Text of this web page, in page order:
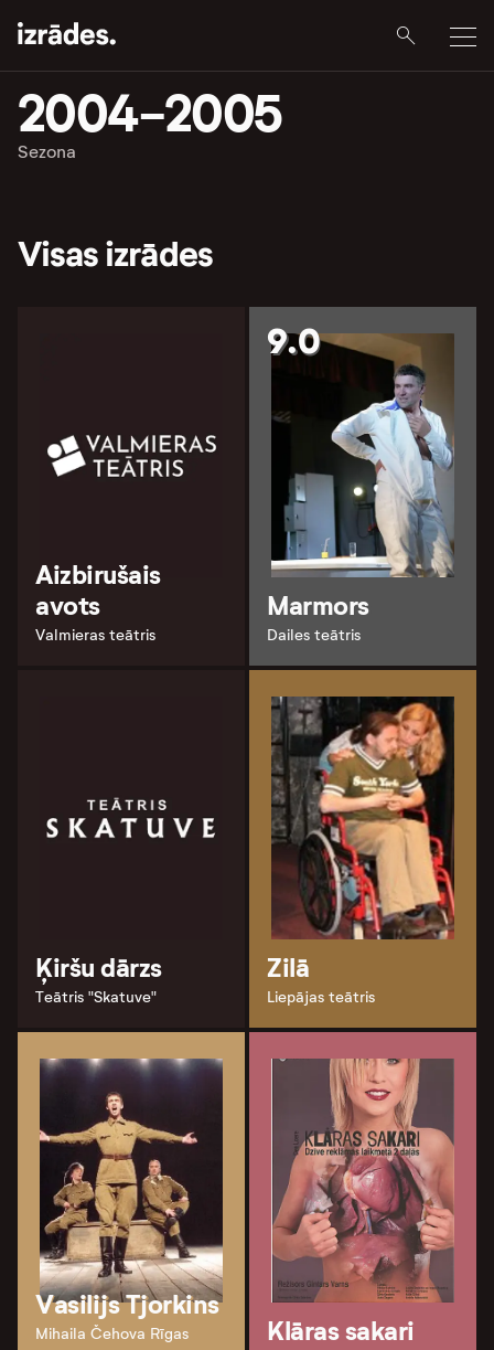
2004-2005
Sezona
Visas izrādes
Aizbirušais
avots
Valmieras teātris
9.0
Marmors
Dailes teātris
Ķiršu dārzs
Teātris "Skatuve"
Zilā
Liepājas teātris
Vasilijs Tjorkins
Mihaila Čehova Rīgas
Klāras sakari